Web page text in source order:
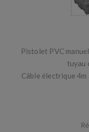
Pistolet PVC
tuyau
Câble électrique 4m